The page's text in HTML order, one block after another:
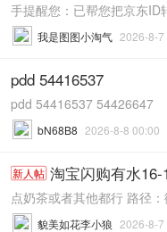
手提醒您：已帮您把京东ID
我是图图小淘气 2026-8-7
pdd 54416537
pdd 54416537 54426647
bN68B8 2026-8-8 00:00
新人帖 淘宝闪购有水
点奶茶或者其他都行 路径
貌美如花李小狼 2026-8-7